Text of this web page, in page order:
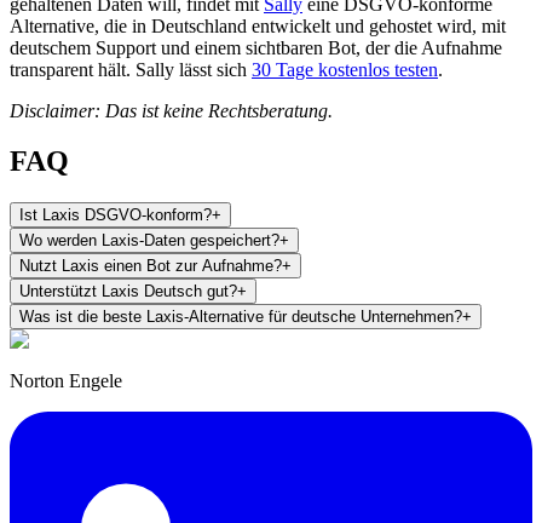
Alternative, die in Deutschland entwickelt und gehostet wird, mit
deutschem Support und einem sichtbaren Bot, der die Aufnahme
transparent hält. Sally lässt sich 30 Tage kostenlos testen.
Disclaimer: Das ist keine Rechtsberatung.
FAQ
Ist Laxis DSGVO-konform?+
Wo werden Laxis-Daten gespeichert?+
Nutzt Laxis einen Bot zur Aufnahme?+
Unterstützt Laxis Deutsch gut?+
Was ist die beste Laxis-Alternative für deutsche Unternehmen?+
Norton Engele